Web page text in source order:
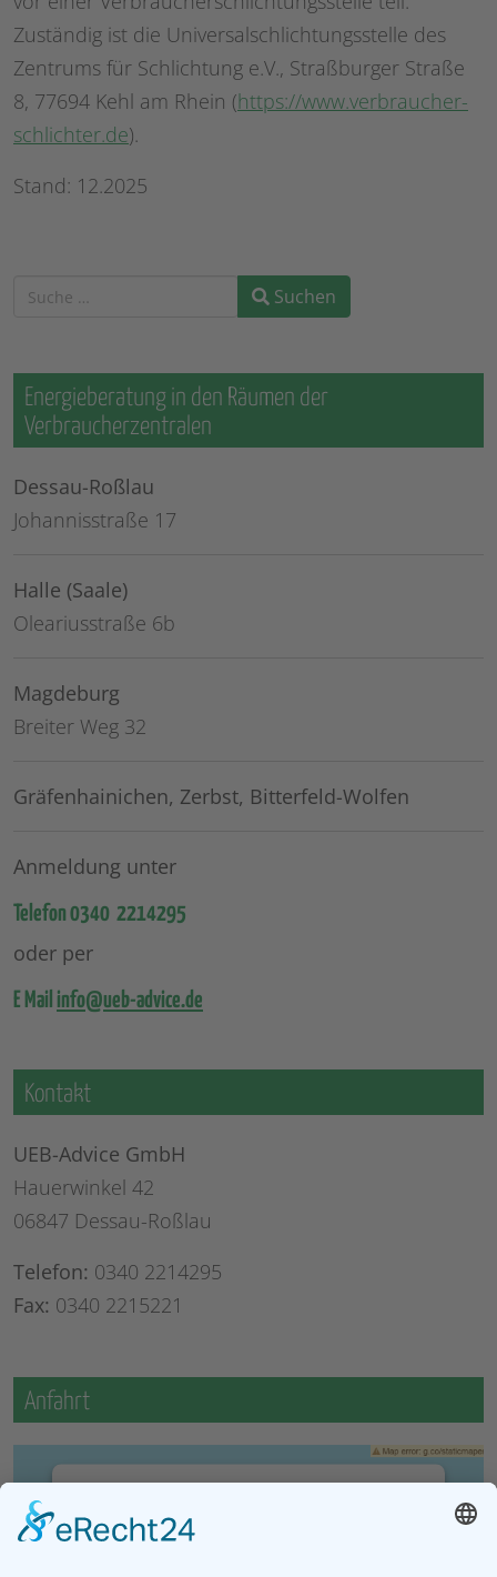
Zuständig ist die Universalschlichtungsstelle des
Zentrums für Schlichtung e.V., Straßburger Straße
8, 77694 Kehl am Rhein (https://www.verbraucher-
schlichter.de).
Stand: 12.2025
Suchen Suchen
Energieberatung in den Räumen der
Verbraucherzentralen
Dessau-Roßlau
Johannisstraße 17
Halle (Saale)
Oleariusstraße 6b
Magdeburg
Breiter Weg 32
Gräfenhainichen, Zerbst, Bitterfeld-Wolfen
Anmeldung unter
Telefon 0340 2214295
oder per
E Mail info@ueb-advice.de
Kontakt
UEB-Advice GmbH
Hauerwinkel 42
06847 Dessau-Roßlau
Telefon: 0340 2214295
Fax: 0340 2215221
Anfahrt
Google Maps-Service zu laden!